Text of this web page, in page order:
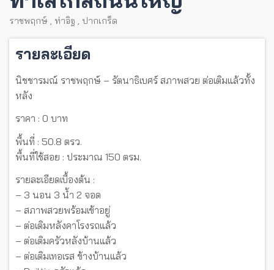
ราชพฤกษ์ , ท่าอิฐ , ปากเกร็ด
รายละเอียด
นิชชารมณ์ ราชพฤกษ์ – รัตนาธิเบศร์ สภาพสวย ต่อเติมแล้วทั้ง
หลัง
ราคา : 0 บาท
พื้นที่ : 50.8 ตรว.
พื้นที่ใช้สอย : ประมาณ 150 ตรม.
รายละเอียดเบื้องต้น :
– 3 นอน 3 น้ำ 2 จอด
– สภาพสวยพร้อมเข้าอยู่
– ต่อเติมหลังคาโรงรถแล้ว
– ต่อเติมครัวหลังบ้านแล้ว
– ต่อเติมเทอเรส ข้างบ้านแล้ว